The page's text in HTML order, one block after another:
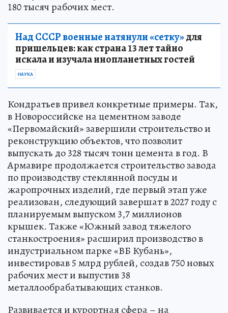
совокупности их осуществление создаст более
180 тысяч рабочих мест.
Над СССР военные натянули «сетку»для
пришельцев: как страна 13 лет тайно
искала и изучала инопланетных гостей
Кондратьев привел конкретные примеры. Так,
в Новороссийске на цементном заводе
«Первомайский» завершили строительство и
реконструкцию объектов, что позволит
выпускать до 328 тысяч тонн цемента в год. В
Армавире продолжается строительство завода
по производству стеклянной посуды и
жаропрочных изделий, где первый этап уже
реализован, следующий завершат в 2027 году с
планируемым выпуском 3,7 миллионов
крышек. Также «Южный завод тяжелого
станкостроения» расширил производство в
индустриальном парке «ВБ Кубань»,
инвестировав 5 млрд рублей, создав 750 новых
рабочих мест и выпустив 38
металлообрабатывающих станков.